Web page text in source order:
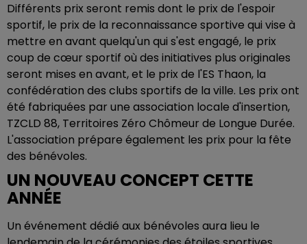
Différents prix seront remis dont le prix de l'espoir
sportif, le prix de la reconnaissance sportive qui vise à
mettre en avant quelqu'un qui s'est engagé, le prix
coup de cœur sportif où des initiatives plus originales
seront mises en avant, et le prix de l'ES Thaon, la
confédération des clubs sportifs de la ville. Les prix ont
été fabriquées par une association locale d'insertion,
TZCLD 88, Territoires Zéro Chômeur de Longue Durée.
L'association prépare également les prix pour la fête
des bénévoles.
UN NOUVEAU CONCEPT CETTE
ANNÉE
Un événement dédié aux bénévoles aura lieu le